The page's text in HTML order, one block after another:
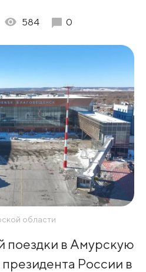
584 0
области
поездки в Амурскую
России в